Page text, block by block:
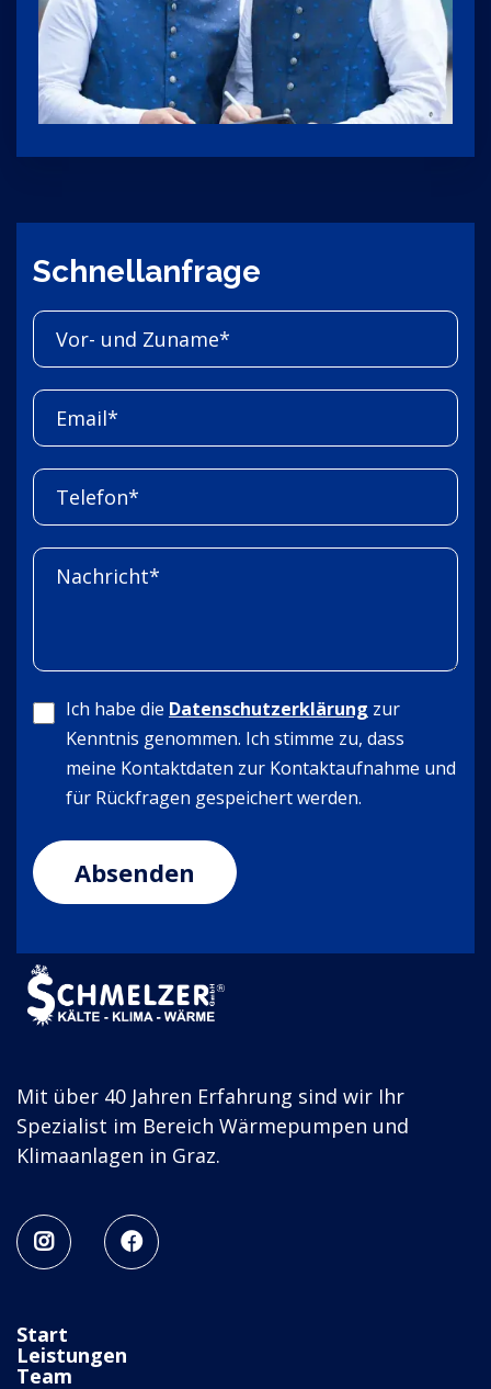
Mit über 40 Jahren Erfahrung sind wir Ihr
Spezialist im Bereich Wärmepumpen und
Klimaanlagen in Graz.
 
Start
Leistungen
Team
Schnellanfrage
Ich habe die Datenschutzerklärung zur
Kenntnis genommen. Ich stimme zu, dass
meine Kontaktdaten zur Kontaktaufnahme und
für Rückfragen gespeichert werden.